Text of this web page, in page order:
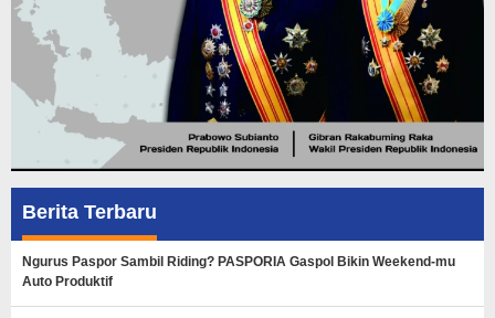
Berita Terbaru
Ngurus Paspor Sambil Riding? PASPORIA Gaspol Bikin Weekend-mu
Auto Produktif